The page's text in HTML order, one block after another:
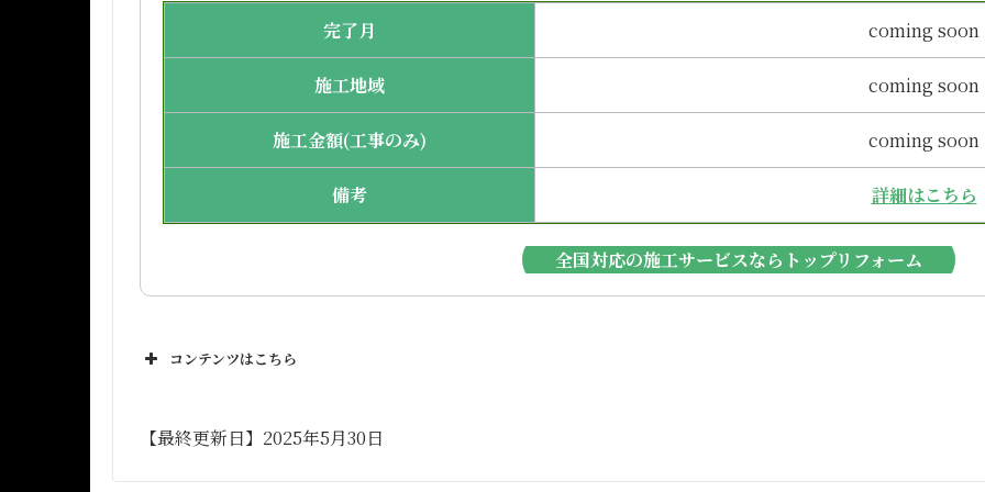
完了月 coming soon
施工地域 coming soon
施工金額(工事のみ) coming soon
備考 詳細はこちら
全国対応の施工サービスならトップリフォーム
コンテンツはこちら
【最終更新日】2025年5月30日